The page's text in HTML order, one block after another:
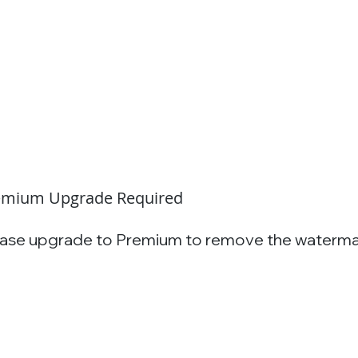
Upgrade Required
upgrade to Premium to remove the